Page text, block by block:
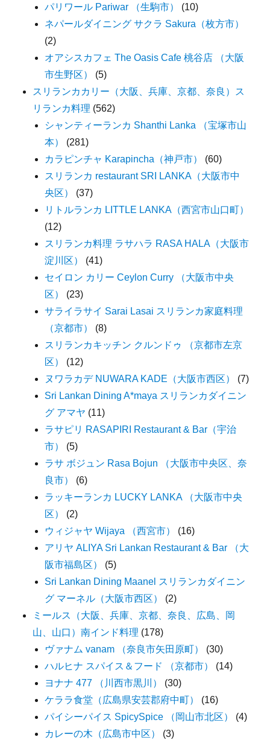
パリワール Pariwar （生駒市）
(10)
ネパールダイニング サクラ Sakura（枚方市）
(2)
オアシスカフェ The Oasis Cafe 桃谷店 （大阪
市生野区）
(5)
スリランカカリー（大阪、兵庫、京都、奈良）ス
リランカ料理 (562)
シャンティーランカ Shanthi Lanka （宝塚市山
本）
(281)
カラピンチャ Karapincha（神戸市）
(60)
スリランカ restaurant SRI LANKA（大阪市中
央区）
(37)
リトルランカ LITTLE LANKA（西宮市山口町）
(12)
スリランカ料理 ラサハラ RASA HALA（大阪市
淀川区）
(41)
セイロン カリー Ceylon Curry （大阪市中央
区）
(23)
サライラサイ Sarai Lasai スリランカ家庭料理
（京都市）
(8)
スリランカキッチン クルンドゥ （京都市左京
区）
(12)
ヌワラカデ NUWARA KADE（大阪市西区）
(7)
Sri Lankan Dining A*maya スリランカダイニン
グ アマヤ (11)
ラサピリ RASAPIRI Restaurant & Bar（宇治
市）
(5)
ラサ ボジュン Rasa Bojun （大阪市中央区、奈
良市）
(6)
ラッキーランカ LUCKY LANKA （大阪市中央
区）
(2)
ウィジャヤ Wijaya （西宮市）
(16)
アリヤ ALIYA Sri Lankan Restaurant & Bar （大
阪市福島区）
(5)
Sri Lankan Dining Maanel スリランカダイニン
グ マーネル（大阪市西区）
(2)
ミールス（大阪、兵庫、京都、奈良、広島、岡
山、山口）南インド料理 (178)
ヴァナム vanam （奈良市矢田原町）
(30)
ハルヒナ スパイス＆フード （京都市）
(14)
ヨナナ 477 （川西市黒川）
(30)
ケララ食堂（広島県安芸郡府中町）
(16)
パイシーパイス SpicySpice （岡山市北区）
(4)
カレーの木（広島市中区）
(3)